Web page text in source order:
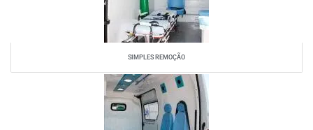
SIMPLES REMOÇÃO